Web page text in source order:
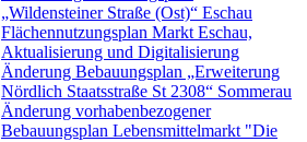
„Wildensteiner Straße (Ost)“ Eschau
Flächennutzungsplan Markt Eschau,
Aktualisierung und Digitalisierung
Änderung Bebauungsplan „Erweiterung
Nördlich Staatsstraße St 2308“ Sommerau
Änderung vorhabenbezogener
Bebauungsplan Lebensmittelmarkt "Die